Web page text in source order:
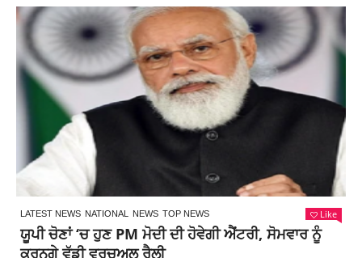
LATEST NEWS NATIONAL NEWS TOP NEWS Like
ਯੂਪੀ ਚੋਣਾਂ ‘ਚ ਹੁਣ PM ਮੋਦੀ ਦੀ ਹੋਵੇਗੀ ਐਂਟਰੀ, ਸੋਮਵਾਰ ਨੂੰ
ਕਰਨਗੇ ਵੱਡੀ ਵਰਚੁਅਲ ਰੈਲੀ